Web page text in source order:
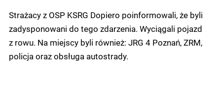
Strażacy z OSP KSRG Dopiero poinformowali, że byli
zadysponowani do tego zdarzenia. Wyciągali pojazd
z rowu. Na miejscy byli również: JRG 4 Poznań, ZRM,
policja oraz obsługa autostrady.